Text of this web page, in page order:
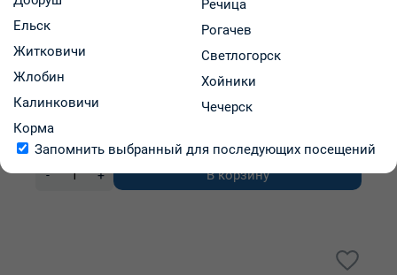
Аргезин крем для наруж. прим. 1% 50г туба №1
ООО "Фармтехнология"
Код: 2072
В аптеках региона:
- + В корзину
Ельск
Житковичи
Жлобин
Калинковичи
Корма
Речица
Рогачев
Светлогорск
Хойники
Чечерск
Запомнить выбранный для последующих посещений